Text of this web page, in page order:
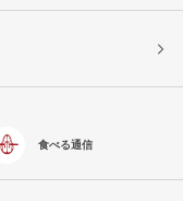
食べる通信